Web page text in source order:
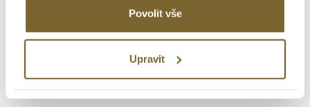
Povolit vše
Upravit
35 300 Kč